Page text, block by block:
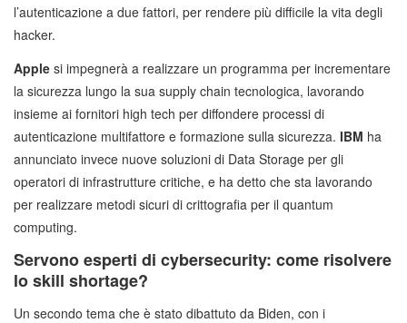
l’autenticazione a due fattori, per rendere più difficile la vita degli
hacker.
Apple si impegnerà a realizzare un programma per incrementare
la sicurezza lungo la sua supply chain tecnologica, lavorando
insieme ai fornitori high tech per diffondere processi di
autenticazione multifattore e formazione sulla sicurezza. IBM ha
annunciato invece nuove soluzioni di Data Storage per gli
operatori di infrastrutture critiche, e ha detto che sta lavorando
per realizzare metodi sicuri di crittografia per il quantum
computing.
Servono esperti di cybersecurity: come risolvere
lo skill shortage?
Un secondo tema che è stato dibattuto da Biden, con i